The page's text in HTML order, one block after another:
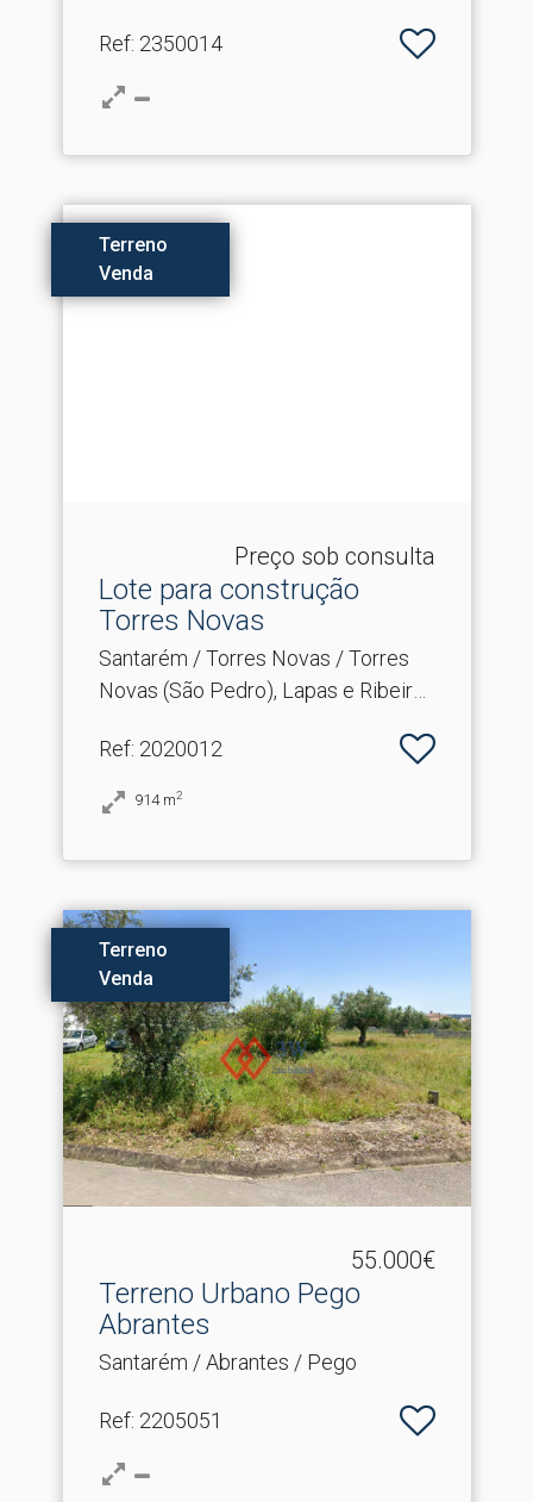
Ref: 2350014
Terreno
Venda
Preço sob consulta
Lote para construção
Torres Novas
Santarém / Torres Novas / Torres
Novas (São Pedro), Lapas e Ribeira
Ref: 2020012
914 m2
Terreno
Venda
55.000€
Terreno Urbano Pego
Abrantes
Santarém / Abrantes / Pego
Ref: 2205051